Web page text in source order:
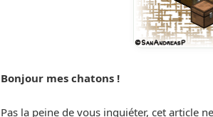
Bonjour mes chatons !
Pas la peine de vous inquiéter, cet article